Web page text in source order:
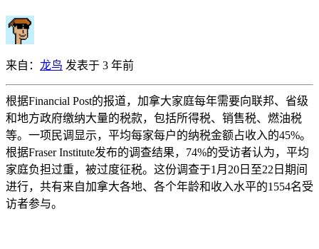
来自： 龙鸟 发表于 3 年前
根据Financial Post的报道，加拿大家庭每年需要向联邦、省级
和地方政府缴纳大量的税款，包括所得税、销售税、燃油税
等。一项民调显示，平均每家每户的纳税金额占收入的45%。
根据Fraser Institute发布的调查结果，74%的受访者认为，平均
家庭负担过重，被过度征税。这份调查于1月20日至22日期间
进行，共有来自加拿大各地、各个年龄和收入水平的1554名受
访者参与。